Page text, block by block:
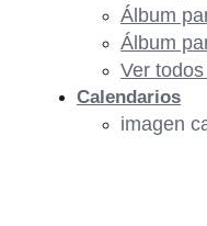
Álbum
Álbum
Ver
Calendarios
imagen